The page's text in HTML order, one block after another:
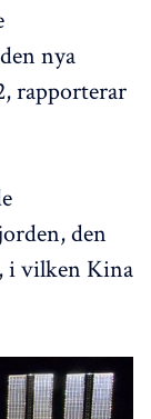
nya
rapporterar
den
i vilken Kina